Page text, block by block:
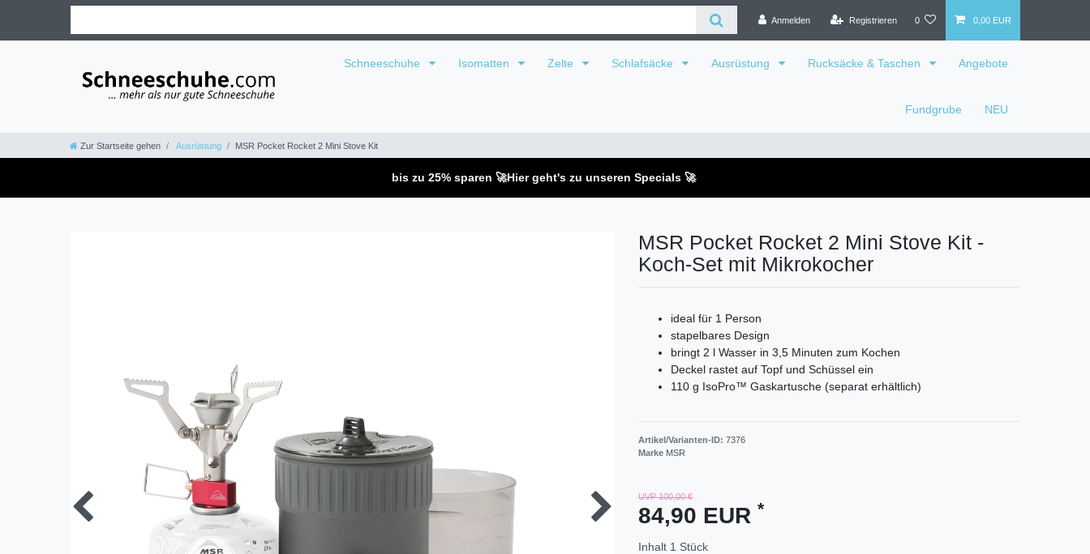
Anmelden Registrieren 0 0,00 EUR
Schneeschuhe Isomatten Zelte Schlafsäcke Ausrüstung Rucksäcke & Taschen Angebote
Fundgrube NEU
Zur Startseite gehen Ausrüstung MSR Pocket Rocket 2 Mini Stove Kit
bis zu 25% sparen 🚀Hier geht's zu unseren Specials 🚀
MSR Pocket Rocket 2 Mini Stove Kit -
Koch-Set mit Mikrokocher
ideal für 1 Person
stapelbares Design
bringt 2 l Wasser in 3,5 Minuten zum Kochen
Deckel rastet auf Topf und Schüssel ein
110 g IsoPro™ Gaskartusche (separat erhältlich)
Artikel/Varianten-ID: 7376
Marke MSR
UVP 100,00 €
84,90 EUR *
Inhalt 1 Stück